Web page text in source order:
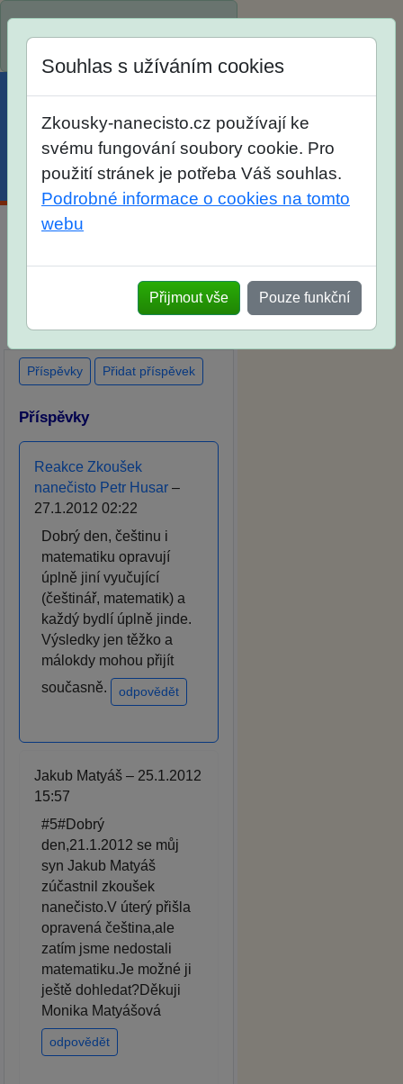
Menu Účet Košík
po skutečných přijímacích
zkouškách
Souhlas s užíváním cookies
Zkousky-nanecisto.cz používají ke
svému fungování soubory cookie. Pro
použití stránek je potřeba Váš souhlas.
Podrobné informace o cookies na tomto
webu
Přijmout vše Pouze funkční
Příspěvky Přidat příspěvek
Příspěvky
Reakce Zkoušek
nanečisto Petr Husar –
27.1.2012 02:22
Dobrý den, češtinu i
matematiku opravují
úplně jiní vyučující
(češtinář, matematik) a
každý bydlí úplně jinde.
Výsledky jen těžko a
málokdy mohou přijít
současně.
odpovědět
Jakub Matyáš – 25.1.2012
15:57
#5#Dobrý
den,21.1.2012 se můj
syn Jakub Matyáš
zúčastnil zkoušek
nanečisto.V úterý přišla
opravená čeština,ale
zatím jsme nedostali
matematiku.Je možné ji
ještě dohledat?Děkuji
Monika Matyášová
odpovědět